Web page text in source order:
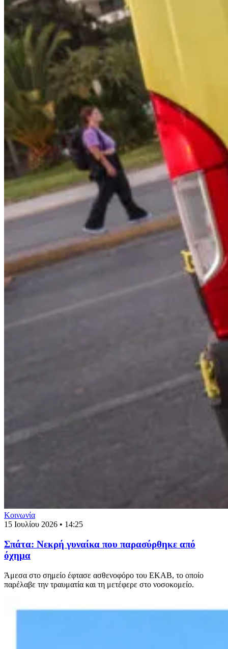
Κοινωνία
15 Ιουλίου 2026 • 14:25
Σπάτα: Νεκρή γυναίκα που παρασύρθηκε από
όχημα
Άμεσα στο σημείο έφτασε ασθενοφόρο του ΕΚΑΒ, το οποίο
παρέλαβε την τραυματία και τη μετέφερε στο νοσοκομείο.